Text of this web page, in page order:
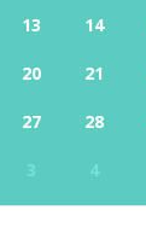
13 14
20 21
27 28
3 4